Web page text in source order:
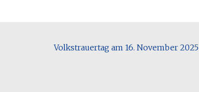
Volkstrauertag am 16. November 2025